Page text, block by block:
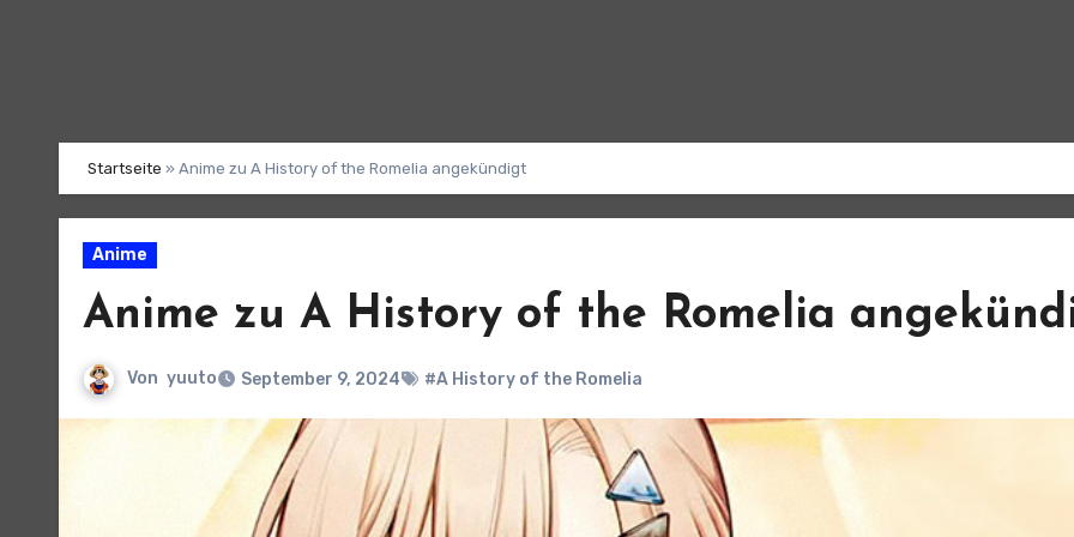
Startseite » Anime zu A History of the Romelia angekündigt
Anime
Anime zu A History of the Romelia
Von yuuto September 9, 2024 #A History of the Romelia